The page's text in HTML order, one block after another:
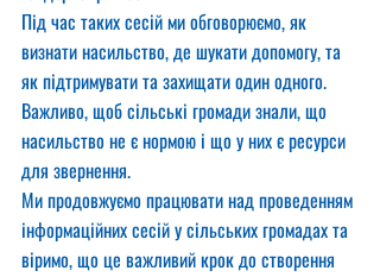
Під час таких сесій ми обговорюємо, як
визнати насильство, де шукати допомогу, та
як підтримувати та захищати один одного.
Важливо, щоб сільські громади знали, що
насильство не є нормою і що у них є ресурси
для звернення.
Ми продовжуємо працювати над проведенням
інформаційних сесій у сільських громадах та
віримо, що це важливий крок до створення